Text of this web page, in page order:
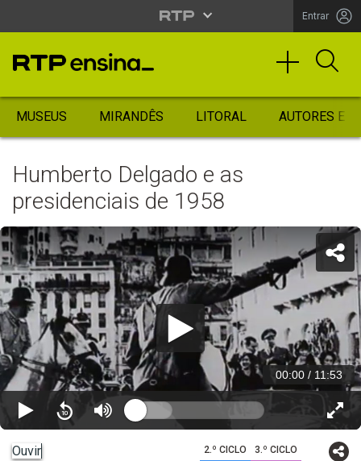
Entrar
MUSEUS MIRANDÊS LITORAL AUTORES
Humberto Delgado e as
presidenciais de 1958
00:00 / 11:53
Ouvir 2.º CICLO 3.º CICLO